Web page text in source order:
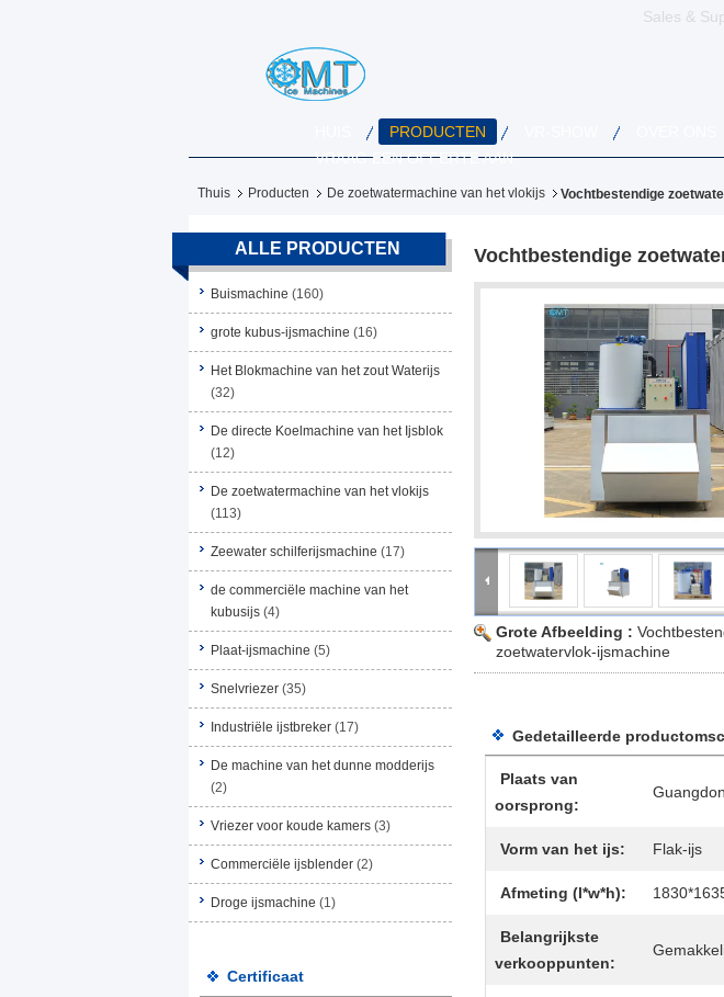
Sales &
PRODUCTEN
VRAAG EEN OFFERTE AAN
Thuis Producten De zoetwatermachine van het vlokijs Vochtbestendige
ALLE PRODUCTEN
Buismachine (160)
grote kubus-ijsmachine (16)
Het Blokmachine van het zout Waterijs
(32)
De directe Koelmachine van het Ijsblok
(12)
De zoetwatermachine van het vlokijs
(113)
Zeewater schilferijsmachine (17)
de commerciële machine van het
kubusijs (4)
Plaat-ijsmachine (5)
Snelvriezer (35)
Industriële ijstbreker (17)
De machine van het dunne modderijs
(2)
Vriezer voor koude kamers (3)
Commerciële ijsblender (2)
Droge ijsmachine (1)
Certificaat
Vochtbestendige
Grote Afbeelding :
zoetwatervlok-ijsmachine
Gedetailleerde
Plaats van
oorsprong:
Vorm van het ijs: Flak-ijs
Afmeting (l*w*h):
Belangrijkste
verkooppunten: